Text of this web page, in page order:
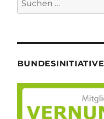
nach:
BUNDESINITIATIVE